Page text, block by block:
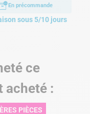
En précommande
sous 5/10 jours
ce
acheté :
PIÈCES